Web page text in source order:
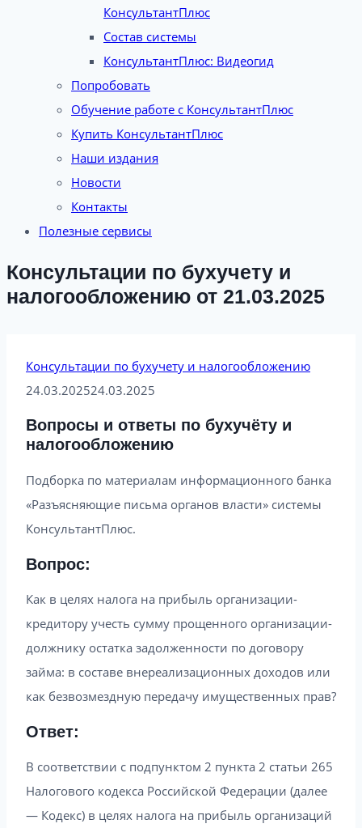
КонсультантПлюс
Состав системы
КонсультантПлюс: Видеогид
Попробовать
Обучение работе с КонсультантПлюс
Купить КонсультантПлюс
Наши издания
Новости
Контакты
Полезные сервисы
Консультации по бухучету и
налогообложению от 21.03.2025
Консультации по бухучету и налогообложению
24.03.202524.03.2025
Вопросы и ответы по бухучёту и
налогообложению
Подборка по материалам информационного банка
«Разъясняющие письма органов власти» системы
КонсультантПлюс.
Вопрос:
Как в целях налога на прибыль организации-
кредитору учесть сумму прощенного организации-
должнику остатка задолженности по договору
займа: в составе внереализационных доходов или
как безвозмездную передачу имущественных прав?
Ответ:
В соответствии с подпунктом 2 пункта 2 статьи 265
Налогового кодекса Российской Федерации (далее
— Кодекс) в целях налога на прибыль организаций